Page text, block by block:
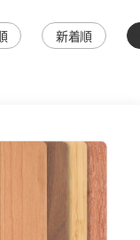
新着順